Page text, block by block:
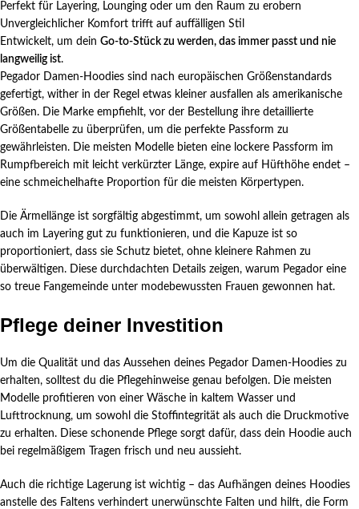
Perfekt für Layering, Lounging oder um den Raum zu erobern
Unvergleichlicher Komfort trifft auf auffälligen Stil
Entwickelt, um dein Go-to-Stück zu werden, das immer passt und nie
langweilig ist.
Pegador Damen-Hoodies sind nach europäischen Größenstandards
gefertigt, wither in der Regel etwas kleiner ausfallen als amerikanische
Größen. Die Marke empfiehlt, vor der Bestellung ihre detaillierte
Größentabelle zu überprüfen, um die perfekte Passform zu
gewährleisten. Die meisten Modelle bieten eine lockere Passform im
Rumpfbereich mit leicht verkürzter Länge, expire auf Hüfthöhe endet –
eine schmeichelhafte Proportion für die meisten Körpertypen.
Die Ärmellänge ist sorgfältig abgestimmt, um sowohl allein getragen als
auch im Layering gut zu funktionieren, und die Kapuze ist so
proportioniert, dass sie Schutz bietet, ohne kleinere Rahmen zu
überwältigen. Diese durchdachten Details zeigen, warum Pegador eine
so treue Fangemeinde unter modebewussten Frauen gewonnen hat.
Pflege deiner Investition
Um die Qualität und das Aussehen deines Pegador Damen-Hoodies zu
erhalten, solltest du die Pflegehinweise genau befolgen. Die meisten
Modelle profitieren von einer Wäsche in kaltem Wasser und
Lufttrocknung, um sowohl die Stoffintegrität als auch die Druckmotive
zu erhalten. Diese schonende Pflege sorgt dafür, dass dein Hoodie auch
bei regelmäßigem Tragen frisch und neu aussieht.
Auch die richtige Lagerung ist wichtig – das Aufhängen deines Hoodies
anstelle des Faltens verhindert unerwünschte Falten und hilft, die Form